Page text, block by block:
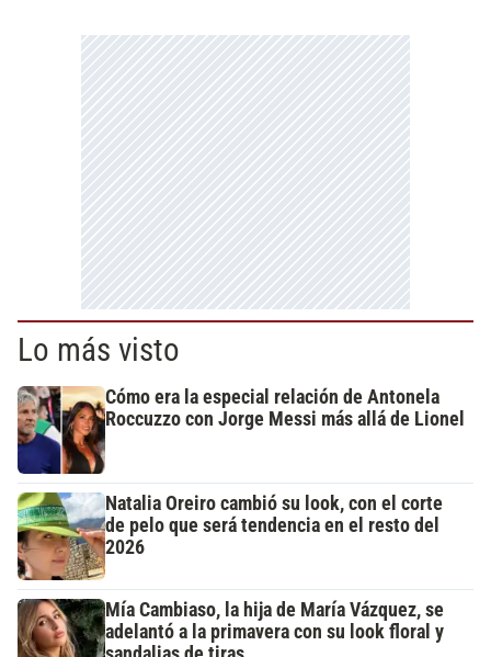
Lo más visto
Cómo era la especial relación de Antonela
Roccuzzo con Jorge Messi más allá de Lionel
Natalia Oreiro cambió su look, con el corte
de pelo que será tendencia en el resto del
2026
Mía Cambiaso, la hija de María Vázquez, se
adelantó a la primavera con su look floral y